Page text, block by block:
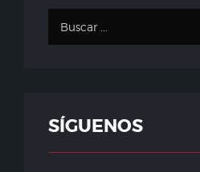
SÍGUENOS